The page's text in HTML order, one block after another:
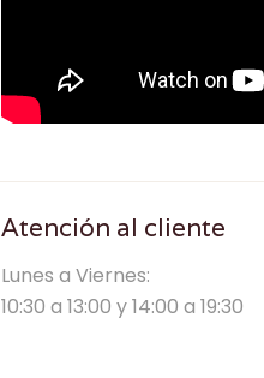
Atención al cliente
Lunes a Viernes:
10:30 a 13:00 y 14:00 a 19:30